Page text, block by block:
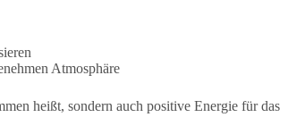
Atmosphäre
heißt, sondern auch positive Energie für das